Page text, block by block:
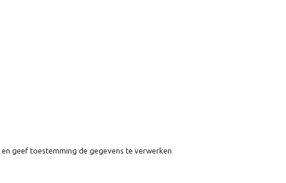
en geef toestemming de gegevens te verwerken